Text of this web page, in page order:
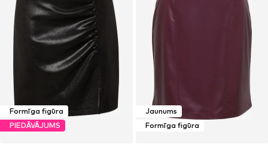
Formīga figūra
PIEDĀVĀJUMS
Jaunums
Formīga figūra